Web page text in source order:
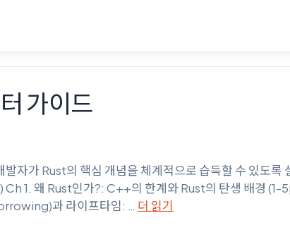
가이드
자가 Rust의 핵심 개념을 체계적으로 습득할 수 있도록
Ch 1. 왜 Rust인가?: C++의 한계와 Rust의 탄생 배경
과 라이프타임: … 더 읽기